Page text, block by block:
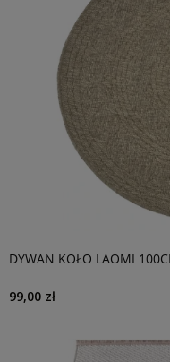
DYWAN KOŁO LAOMI
99,00 zł